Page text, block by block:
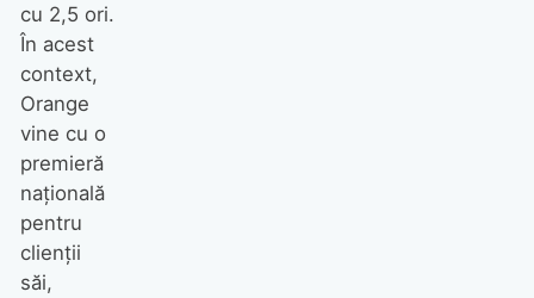
cu 2,5 ori.
În acest
context,
Orange
vine cu o
premieră
națională
pentru
clienții
săi,